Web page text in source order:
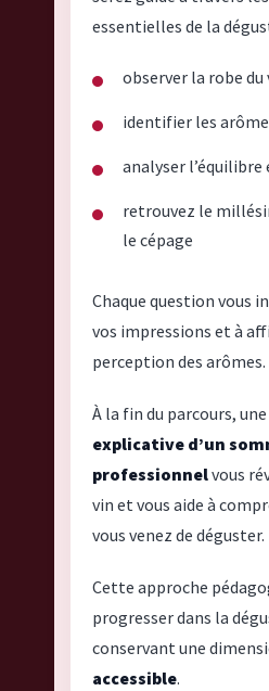
essentielles de la
observer la robe du
identifier les
analyser l’équilibre
retrouvez le
le cépage
Chaque question vous
vos impressions et à
perception des arômes.
À la fin du parcours, une
explicative d’un
professionnelvous
vin et vous aide à
vous venez de déguster.
Cette approche
progresser dans la
conservant une
accessible.